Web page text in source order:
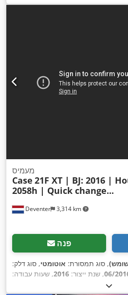
Deventer 3,314 km
מעמיס
Case 21F XT | BJ: 2016 |
2058h | Quick change...
פנה
, סוג תמסורת: אוטומטי, סוג דלק:
06/, שנת ייצור: 2016, שעות עבודה: